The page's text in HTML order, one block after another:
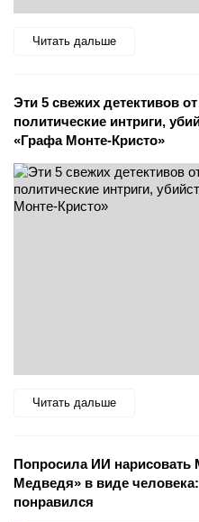
Читать дальше
Эти 5 свежих детективов
политические интриги,
«Графа Монте-Кристо»
Читать дальше
Попросила ИИ
Медведя» в виде
понравился